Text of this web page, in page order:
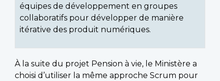
équipes de développement en groupes
collaboratifs pour développer de manière
itérative des produit numériques.
À la suite du projet Pension à vie, le Ministère a
choisi d’utiliser la même approche Scrum pour